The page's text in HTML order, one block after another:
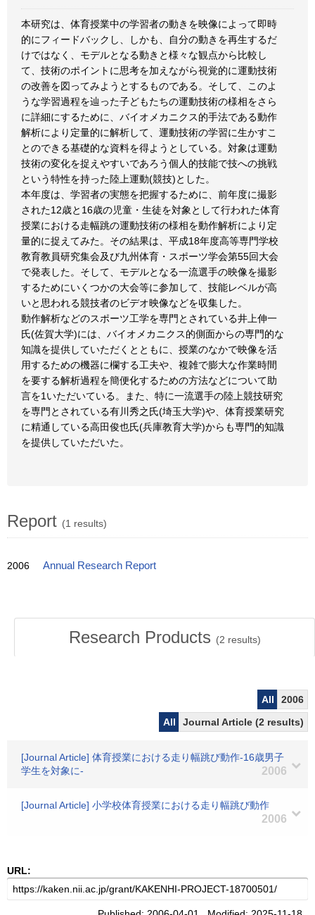
本研究は、体育授業中の学習者の動きを映像によって即時
的にフィードバックし、しかも、自分の動きを再生するだ
けではなく、モデルとなる動きと様々な観点から比較し
て、技術のポイントに思考を加えながら視覚的に運動技術
の改善を図ってみようとするものである。そして、このよ
うな学習過程を辿った子どもたちの運動技術の様相をさら
に詳細にするために、バイオメカニクス的手法である動作
解析により定量的に解析して、運動技術の学習に生かすこ
とのできる基礎的な資料を得ようとしている。対象は運動
技術の変化を捉えやすいであろう個人的技能で技への挑戦
という特性を持った陸上運動(競技)とした。
本年度は、学習者の実態を把握するために、前年度に撮影
された12歳と16歳の児童・生徒を対象として行われた体育
授業における走幅跳の運動技術の様相を動作解析により定
量的に捉えてみた。その結果は、平成18年度高等専門学校
教育教員研究集会及び九州体育・スポーツ学会第55回大会
で発表した。そして、モデルとなる一流選手の映像を撮影
するためにいくつかの大会等に参加して、技能レベルが高
いと思われる競技者のビデオ映像などを収集した。
動作解析などのスポーツ工学を専門とされている井上伸一
氏(佐賀大学)には、バイオメカニクス的側面からの専門的な
知識を提供していただくとともに、授業のなかで映像を活
用するための機器に欄する工夫や、複雑で膨大な作業時間
を要する解析過程を簡便化するための方法などについて助
言を1いただいている。また、特に一流選手の陸上競技研究
を専門とされている有川秀之氏(埼玉大学)や、体育授業研究
に精通している高田俊也氏(兵庫教育大学)からも専門的知識
を提供していただいた。
Report (1 results)
2006 Annual Research Report
Research Products (2 results)
All
2006
All
Journal Article (2 results)
[Journal Article] 体育授業における走り幅跳び動作-16歳男子
学生を対象に-
2006
[Journal Article] 小学校体育授業における走り幅跳び動作
2006
URL: